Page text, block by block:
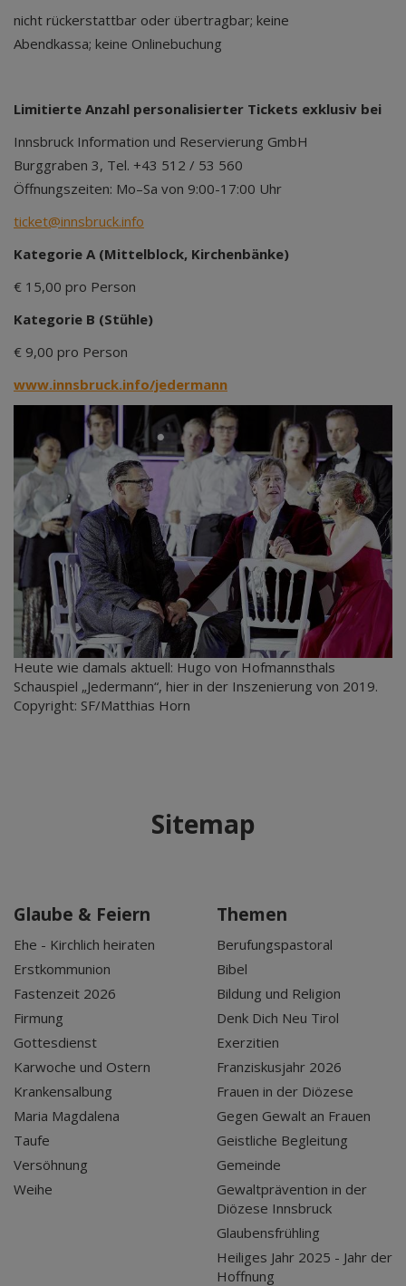
nicht rückerstattbar oder übertragbar; keine
Abendkassa; keine Onlinebuchung
Limitierte Anzahl personalisierter Tickets exklusiv bei
Innsbruck Information und Reservierung GmbH
Burggraben 3, Tel. +43 512 / 53 560
Öffnungszeiten: Mo–Sa von 9:00-17:00 Uhr
ticket@innsbruck.info
Kategorie A (Mittelblock, Kirchenbänke)
€ 15,00 pro Person
Kategorie B (Stühle)
€ 9,00 pro Person
www.innsbruck.info/jedermann
Heute wie damals aktuell: Hugo von Hofmannsthals
Schauspiel „Jedermann“, hier in der Inszenierung von 2019.
Copyright: SF/Matthias Horn
Sitemap
Glaube & Feiern
Ehe - Kirchlich heiraten
Erstkommunion
Fastenzeit 2026
Firmung
Gottesdienst
Karwoche und Ostern
Krankensalbung
Maria Magdalena
Taufe
Versöhnung
Weihe
Themen
Berufungspastoral
Bibel
Bildung und Religion
Denk Dich Neu Tirol
Exerzitien
Franziskusjahr 2026
Frauen in der Diözese
Gegen Gewalt an Frauen
Geistliche Begleitung
Gemeinde
Gewaltprävention in der
Diözese Innsbruck
Glaubensfrühling
Heiliges Jahr 2025 - Jahr der
Hoffnung